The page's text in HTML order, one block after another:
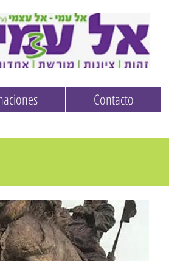
Contacto